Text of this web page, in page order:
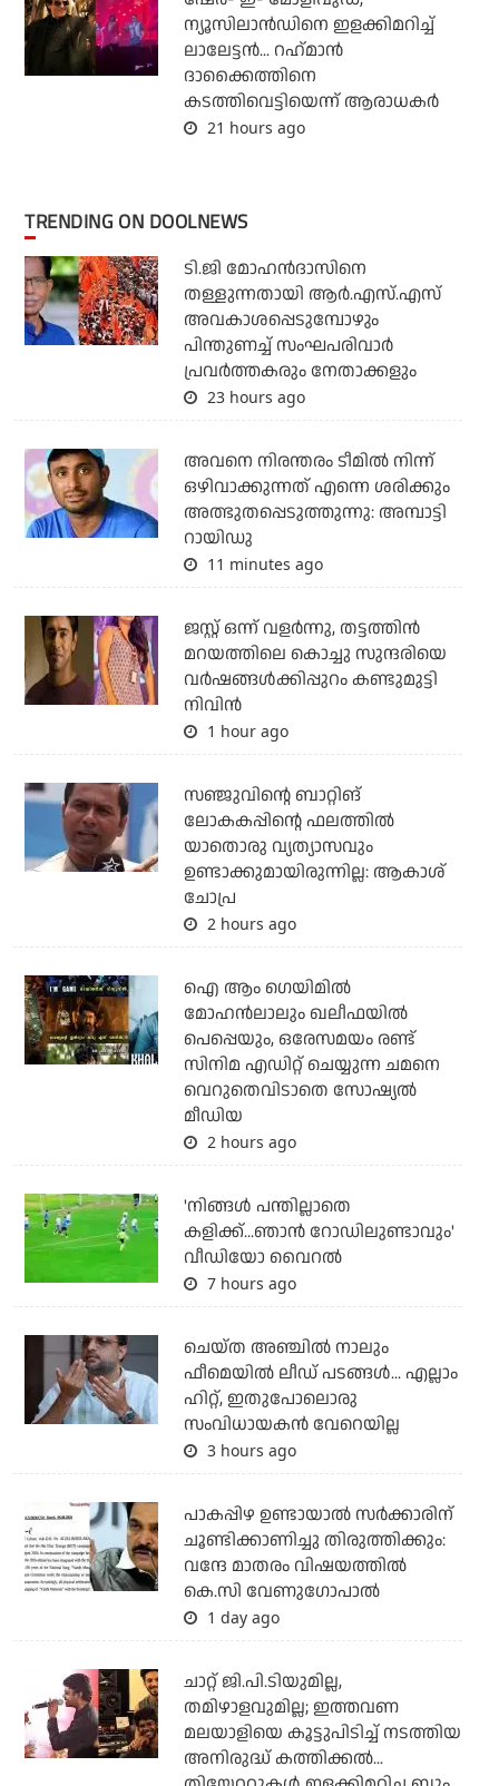
ന്യൂസിലാന്‍ഡിനെ ഇളക്കിമറിച്ച്
ലാലേട്ടന്‍... റഹ്‌മാന്‍
ദാക്കൈത്തിനെ
കടത്തിവെട്ടിയെന്ന് ആരാധകര്‍
21 hours ago
TRENDING ON DOOLNEWS
ടി.ജി മോഹന്‍ദാസിനെ
തള്ളുന്നതായി ആര്‍.എസ്.എസ്
അവകാശപ്പെടുമ്പോഴും
പിന്തുണച്ച് സംഘപരിവാര്‍
പ്രവര്‍ത്തകരും നേതാക്കളും
23 hours ago
അവനെ നിരന്തരം ടീമില്‍ നിന്ന്
ഒഴിവാക്കുന്നത് എന്നെ ശരിക്കും
അത്ഭുതപ്പെടുത്തുന്നു: അമ്പാട്ടി
റായിഡു
11 minutes ago
ജസ്റ്റ് ഒന്ന് വളര്‍ന്നു, തട്ടത്തിന്‍
മറയത്തിലെ കൊച്ചു സുന്ദരിയെ
വര്‍ഷങ്ങള്‍ക്കിപ്പുറം കണ്ടുമുട്ടി
നിവിന്‍
1 hour ago
സഞ്ജുവിന്റെ ബാറ്റിങ്
ലോകകപ്പിന്റെ ഫലത്തില്‍
യാതൊരു വ്യത്യാസവും
ഉണ്ടാക്കുമായിരുന്നില്ല: ആകാശ്
ചോപ്ര
2 hours ago
ഐ ആം ഗെയിമില്‍
മോഹന്‍ലാലും ഖലീഫയില്‍
പെപ്പെയും, ഒരേസമയം രണ്ട്
സിനിമ എഡിറ്റ് ചെയ്യുന്ന ചമനെ
വെറുതെവിടാതെ സോഷ്യല്‍
മീഡിയ
2 hours ago
'നിങ്ങള്‍ പന്തില്ലാതെ
കളിക്ക്...ഞാന്‍ റോഡിലുണ്ടാവും'
വീഡിയോ വൈറല്‍
7 hours ago
ചെയ്ത അഞ്ചില്‍ നാലും
ഫീമെയില്‍ ലീഡ് പടങ്ങള്‍... എല്ലാം
ഹിറ്റ്, ഇതുപോലൊരു
സംവിധായകന്‍ വേറെയില്ല
3 hours ago
പാകപ്പിഴ ഉണ്ടായാല്‍ സര്‍ക്കാരിന്
ചൂണ്ടിക്കാണിച്ചു തിരുത്തിക്കും:
വന്ദേ മാതരം വിഷയത്തില്‍
കെ.സി വേണുഗോപാല്‍
1 day ago
ചാറ്റ് ജി.പി.ടിയുമില്ല,
തമിഴാളവുമില്ല; ഇത്തവണ
മലയാളിയെ കൂട്ടുപിടിച്ച് നടത്തിയ
അനിരുദ്ധ് കത്തിക്കല്‍...